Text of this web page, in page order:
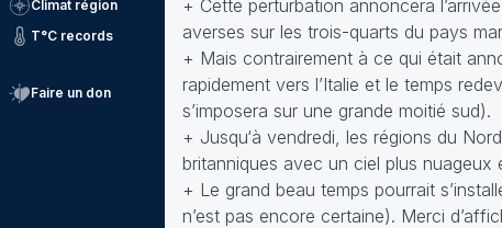
Climat région
T°C records
Faire un don
+ Cette perturbation annoncera
averses sur les trois-quarts du pays
+ Mais contrairement à ce qui était
rapidement vers l’Italie et le temps
s’imposera sur une grande moitié sud).
+ Jusqu‘à vendredi, les régions du
britanniques avec un ciel plus nuageux
+ Le grand beau temps pourrait
n’est pas encore certaine). Merci